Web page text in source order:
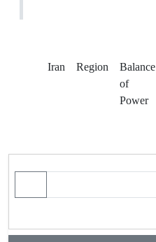
Iran Region Balance
of
Power